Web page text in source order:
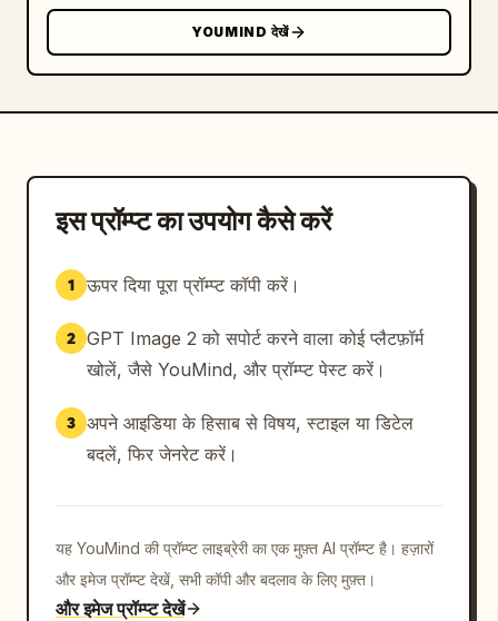
YOUMIND देखें
इस प्रॉम्प्ट का उपयोग कैसे करें
1 ऊपर दिया पूरा प्रॉम्प्ट कॉपी करें।
2 GPT Image 2 को सपोर्ट करने वाला कोई प्लैटफ़ॉर्म
खोलें, जैसे YouMind, और प्रॉम्प्ट पेस्ट करें।
3 अपने आइडिया के हिसाब से विषय, स्टाइल या डिटेल
बदलें, फिर जेनरेट करें।
यह YouMind की प्रॉम्प्ट लाइब्रेरी का एक मुफ़्त AI प्रॉम्प्ट है। हज़ारों
और इमेज प्रॉम्प्ट देखें, सभी कॉपी और बदलाव के लिए मुफ़्त।
और इमेज प्रॉम्प्ट देखें